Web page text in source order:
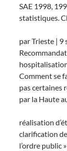
SAE 1998,
statistiques.
par Trieste | 9
Comment se
pas certaines
par la Haute
réalisation
clarification
l’ordre public